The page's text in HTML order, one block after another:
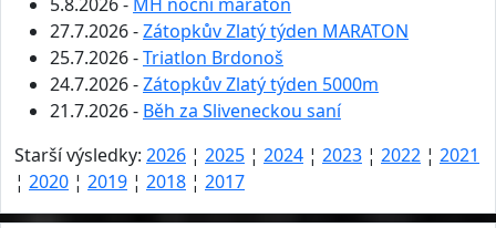
27.7.2026 -Zátopkův Zlatý týden MARATON
25.7.2026 -Triatlon Brdonoš
24.7.2026 -Zátopkův Zlatý týden 5000m
21.7.2026 - Běh za Sliveneckou saní
Starší výsledky: 2026 ¦ 2025 ¦ 2024 ¦ 2023 ¦ 2022 ¦ 2021
¦ 2020 ¦ 2019 ¦ 2018 ¦ 2017